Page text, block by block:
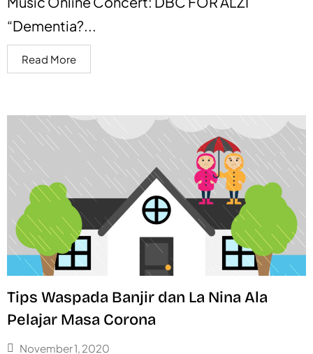
“Dementia?...
Read More
Tips Waspada Banjir dan La Nina Ala
Pelajar Masa Corona
November 1, 2020